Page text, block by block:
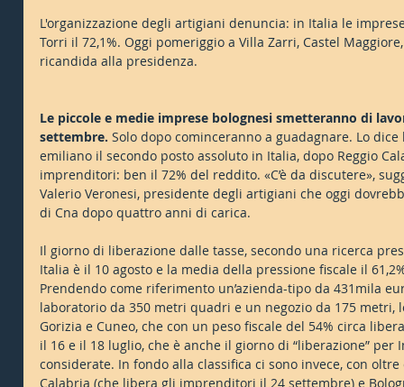
L'organizzazione degli artigiani denuncia: in Italia le
Torri il 72,1%. Oggi pomeriggio a Villa Zarri, Castel
ricandida alla presidenza.
Le piccole e medie imprese bolognesi smetteranno di
settembre. Solo dopo cominceranno a guadagnare. Lo
emiliano il secondo posto assoluto in Italia, dopo Reggio
imprenditori: ben il 72% del reddito. «C’è da discutere»,
Valerio Veronesi, presidente degli artigiani che oggi
di Cna dopo quattro anni di carica.
Il giorno di liberazione dalle tasse, secondo una ricerca
Italia è il 10 agosto e la media della pressione fiscale il
Prendendo come riferimento un’azienda-tipo da 431mila
laboratorio da 350 metri quadri e un negozio da 175 metri,
Gorizia e Cuneo, che con un peso fiscale del 54% circa
il 16 e il 18 luglio, che è anche il giorno di “liberazione”
considerate. In fondo alla classifica ci sono invece, con
Calabria (che libera gli imprenditori il 24 settembre) e